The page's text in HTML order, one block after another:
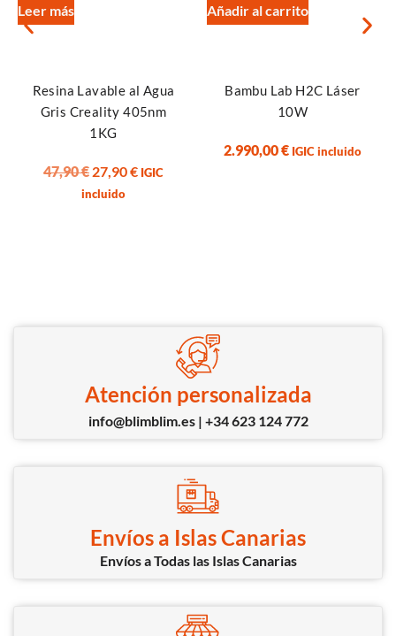
Leer más
Resina Lavable al Agua
Gris Creality 405nm
1KG
47,90€ 27,90€ IGIC
incluido
Añadir al carrito
Bambu Lab H2C Láser
10W
2.990,00€ IGIC incluido
Atención personalizada
info@blimblim.es | +34 623 124 772
Envíos a Islas Canarias
Envíos a Todas las Islas Canarias